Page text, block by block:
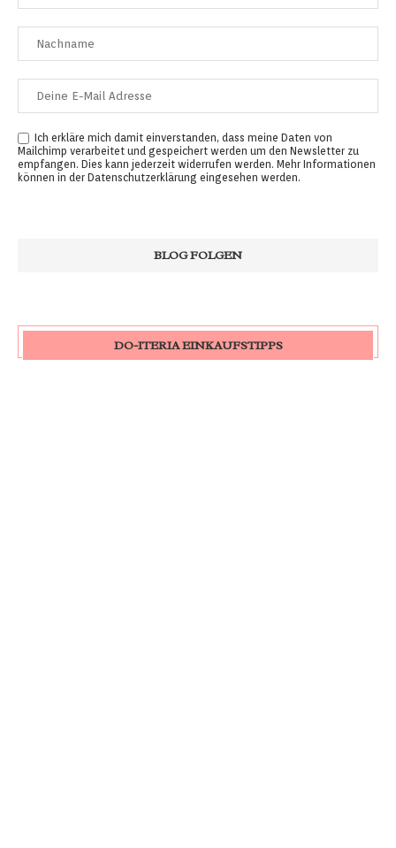
Ich erkläre mich damit einverstanden, dass meine Daten von
Mailchimp verarbeitet und gespeichert werden um den Newsletter zu
empfangen. Dies kann jederzeit widerrufen werden. Mehr Informationen
können in der Datenschutzerklärung eingesehen werden.
DO-ITERIA EINKAUFSTIPPS